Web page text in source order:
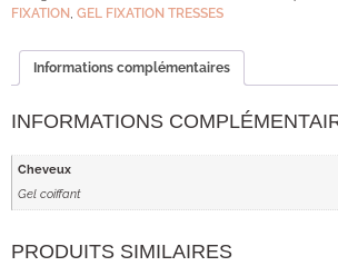
FIXATION GEL FIXATION TRESSES
Informations complémentaires
INFORMATIONS
Cheveux
Gel coiffant
PRODUITS SIMILAIRES